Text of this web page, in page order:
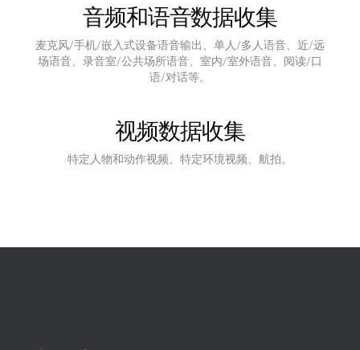
音频和语音数据收集
麦克风/手机/嵌入式设备语音输出、单人/多人语音、近/远
场语音、录音室/公共场所语音、室内/室外语音、阅读/口
语/对话等。
视频数据收集
特定人物和动作视频、特定环境视频、航拍。